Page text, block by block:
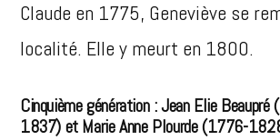
Claude en 1775, Geneviève se
localité. Elle y meurt en 1800.
Cinquième génération : Jean Elie
1837) et Marie Anne Plourde (1776-